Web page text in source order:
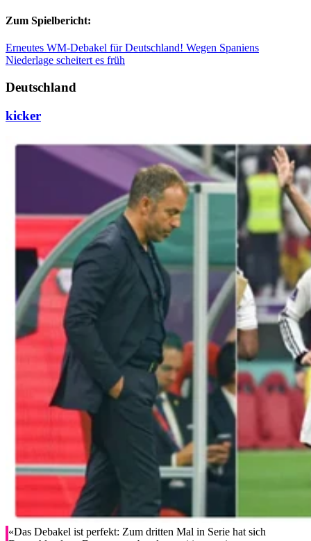
Zum Spielbericht:
Erneutes WM-Debakel für Deutschland! Wegen Spaniens
Niederlage scheitert es früh
Deutschland
kicker
«Das Debakel ist perfekt: Zum dritten Mal in Serie hat sich